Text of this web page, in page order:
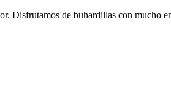
Disfrutamos de buhardillas con mucho